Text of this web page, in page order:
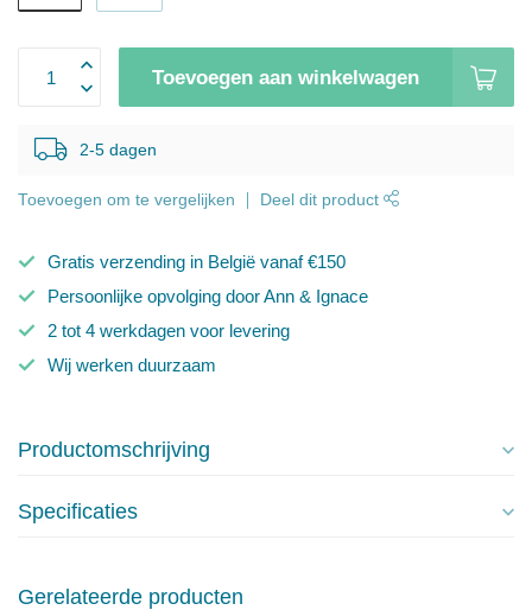
Toevoegen aan winkelwagen
2-5 dagen
Toevoegen om te vergelijken Deel dit product
Gratis verzending in België vanaf €150
Persoonlijke opvolging door Ann & Ignace
2 tot 4 werkdagen voor levering
Wij werken duurzaam
Productomschrijving
Specificaties
Gerelateerde producten